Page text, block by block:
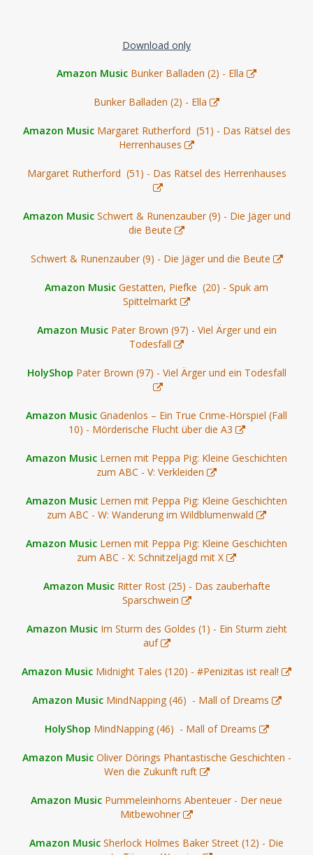
Download only
Amazon Music Bunker Balladen (2) - Ella
Bunker Balladen (2) - Ella
Amazon Music Margaret Rutherford (51) - Das Rätsel des
Herrenhauses
Margaret Rutherford (51) - Das Rätsel des Herrenhauses
Amazon Music Schwert & Runenzauber (9) - Die Jäger und
die Beute
Schwert & Runenzauber (9) - Die Jäger und die Beute
Amazon Music Gestatten, Piefke (20) - Spuk am
Spittelmarkt
Amazon Music Pater Brown (97) - Viel Ärger und ein
Todesfall
HolyShop Pater Brown (97) - Viel Ärger und ein Todesfall
Amazon Music Gnadenlos – Ein True Crime-Hörspiel (Fall
10) - Mörderische Flucht über die A3
Amazon Music Lernen mit Peppa Pig: Kleine Geschichten
zum ABC - V: Verkleiden
Amazon Music Lernen mit Peppa Pig: Kleine Geschichten
zum ABC - W: Wanderung im Wildblumenwald
Amazon Music Lernen mit Peppa Pig: Kleine Geschichten
zum ABC - X: Schnitzeljagd mit X
Amazon Music Ritter Rost (25) - Das zauberhafte
Sparschwein
Amazon Music Im Sturm des Goldes (1) - Ein Sturm zieht
auf
Amazon Music Midnight Tales (120) - #Penizitas ist real!
Amazon Music MindNapping (46) - Mall of Dreams
HolyShop MindNapping (46) - Mall of Dreams
Amazon Music Oliver Dörings Phantastische Geschichten -
Wen die Zukunft ruft
Amazon Music Pummeleinhorns Abenteuer - Der neue
Mitbewohner
Amazon Music Sherlock Holmes Baker Street (12) - Die